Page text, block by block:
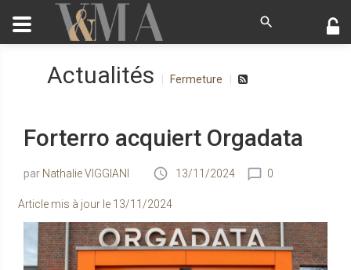
Actualités Fermeture
Forterro acquiert Orgadata
Nathalie VIGGIANI 13/11/2024 0
Article mis à jour le 13/11/2024